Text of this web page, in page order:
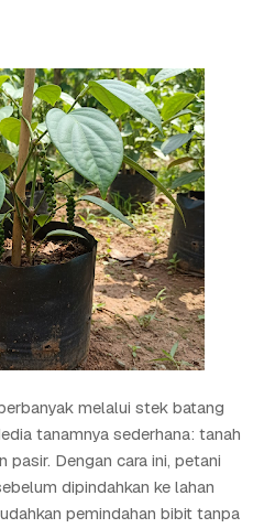
melalui stek batang
tanamnya sederhana: tanah
pasir. Dengan cara ini, petani
dipindahkan ke lahan
pemindahan bibit tanpa